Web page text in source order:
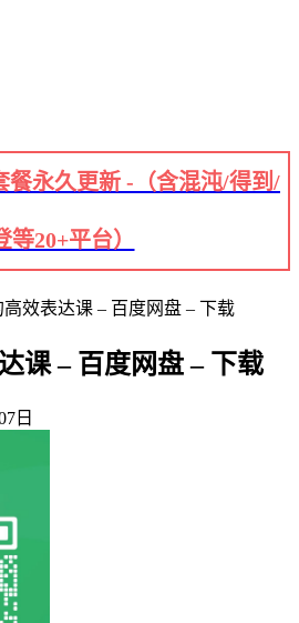
餐永久更新 -（含混沌/得到/
等20+平台）
效表达课 – 百度网盘 – 下载
课 – 百度网盘 – 下载
日